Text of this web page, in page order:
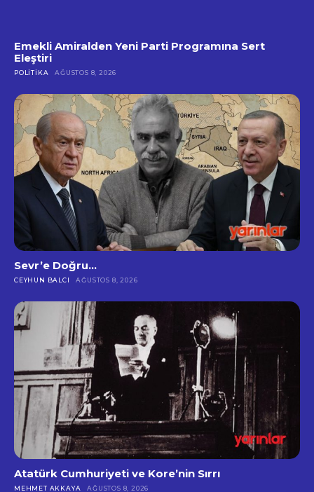
Emekli Amiralden Yeni Parti Programına Sert
Eleştiri
POLITIKA AĞUSTOS 8, 2026
Sevr’e Doğru…
CEYHUN BALCI AĞUSTOS 8, 2026
Atatürk Cumhuriyeti ve Kore’nin Sırrı
MEHMET AKKAYA AĞUSTOS 8, 2026